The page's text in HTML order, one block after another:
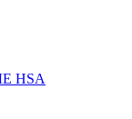
HSA